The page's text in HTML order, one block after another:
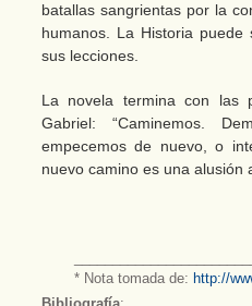
batallas sangrientas por la
humanos. La Historia
sus lecciones.
La novela termina con las
Gabriel: “Caminemos.
empecemos de nuevo, o
nuevo camino es una alusión
* Nota tomada de: http://